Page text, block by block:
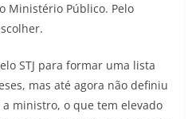
Ministério Público. Pelo
STJ para formar uma lista
mas até agora não definiu
ministro, o que tem elevado